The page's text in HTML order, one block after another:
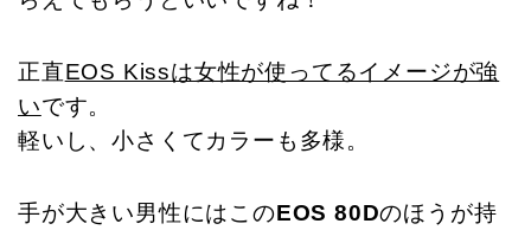
正直EOS Kissは女性が使ってるイメージが強
いです。
軽いし、小さくてカラーも多様。
手が大きい男性にはこのEOS 80Dのほうが持